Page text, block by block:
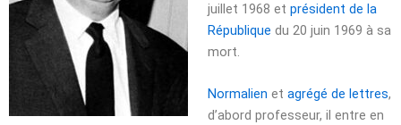
juillet 1968 et président de la
République du 20 juin 1969 à sa
mort.
Normalien et agrégé de lettres,
d’abord professeur, il entre en